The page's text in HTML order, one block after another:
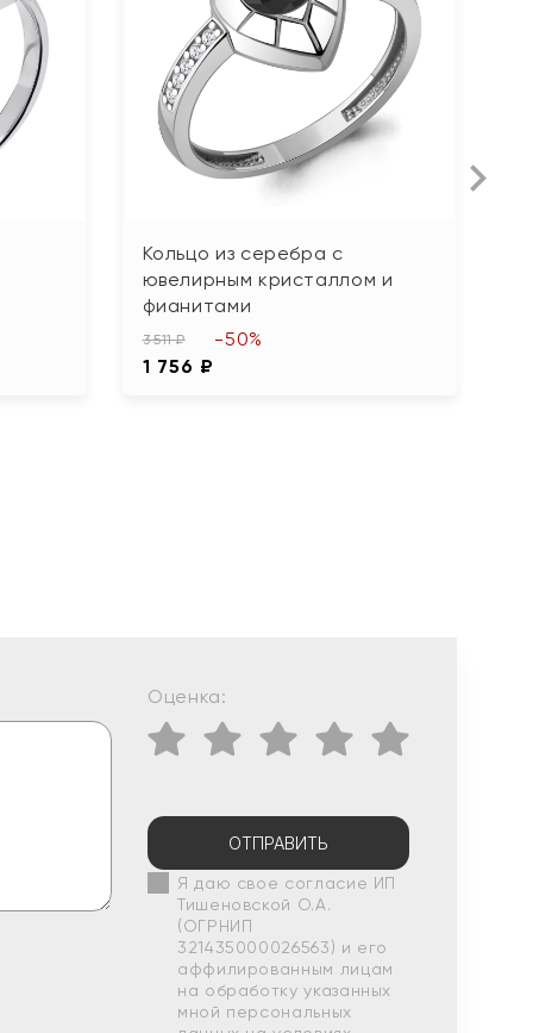
Кольцо из серебра с
ювелирным кристаллом и
фианитами
3 511 ₽
1 756 ₽
-50%
Оценка:
ОТПРАВИТЬ
Я даю свое согласие ИП
Тишеновской О.А.
(ОГРНИП
321435000026563) и его
аффилированным лицам
на обработку указанных
мной персональных